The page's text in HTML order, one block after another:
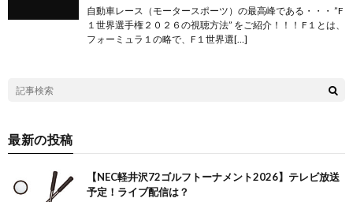
自動車レース（モータースポーツ）の最高峰である・・・ ”F
１世界選手権２０２６の視聴方法” をご紹介！！！ F１とは、
フォーミュラ１の略で、F１世界選[…]
最新の投稿
【NEC軽井沢72ゴルフトーナメント2026】テレビ放送
予定！ライブ配信は？